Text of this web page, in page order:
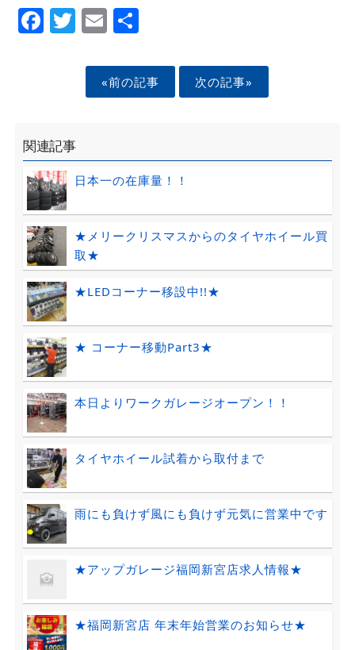
Facebook
Twitter
EmailShare
«前の記事 次の記事»
関連記事
日本一の在庫量！！
★メリークリスマスからのタイヤホイール買
取★
★LEDコーナー移設中!!★
★ コーナー移動Part3★
本日よりワークガレージオープン！！
タイヤホイール試着から取付まで
雨にも負けず風にも負けず元気に営業中です
★アップガレージ福岡新宮店求人情報★
★福岡新宮店 年末年始営業のお知らせ★